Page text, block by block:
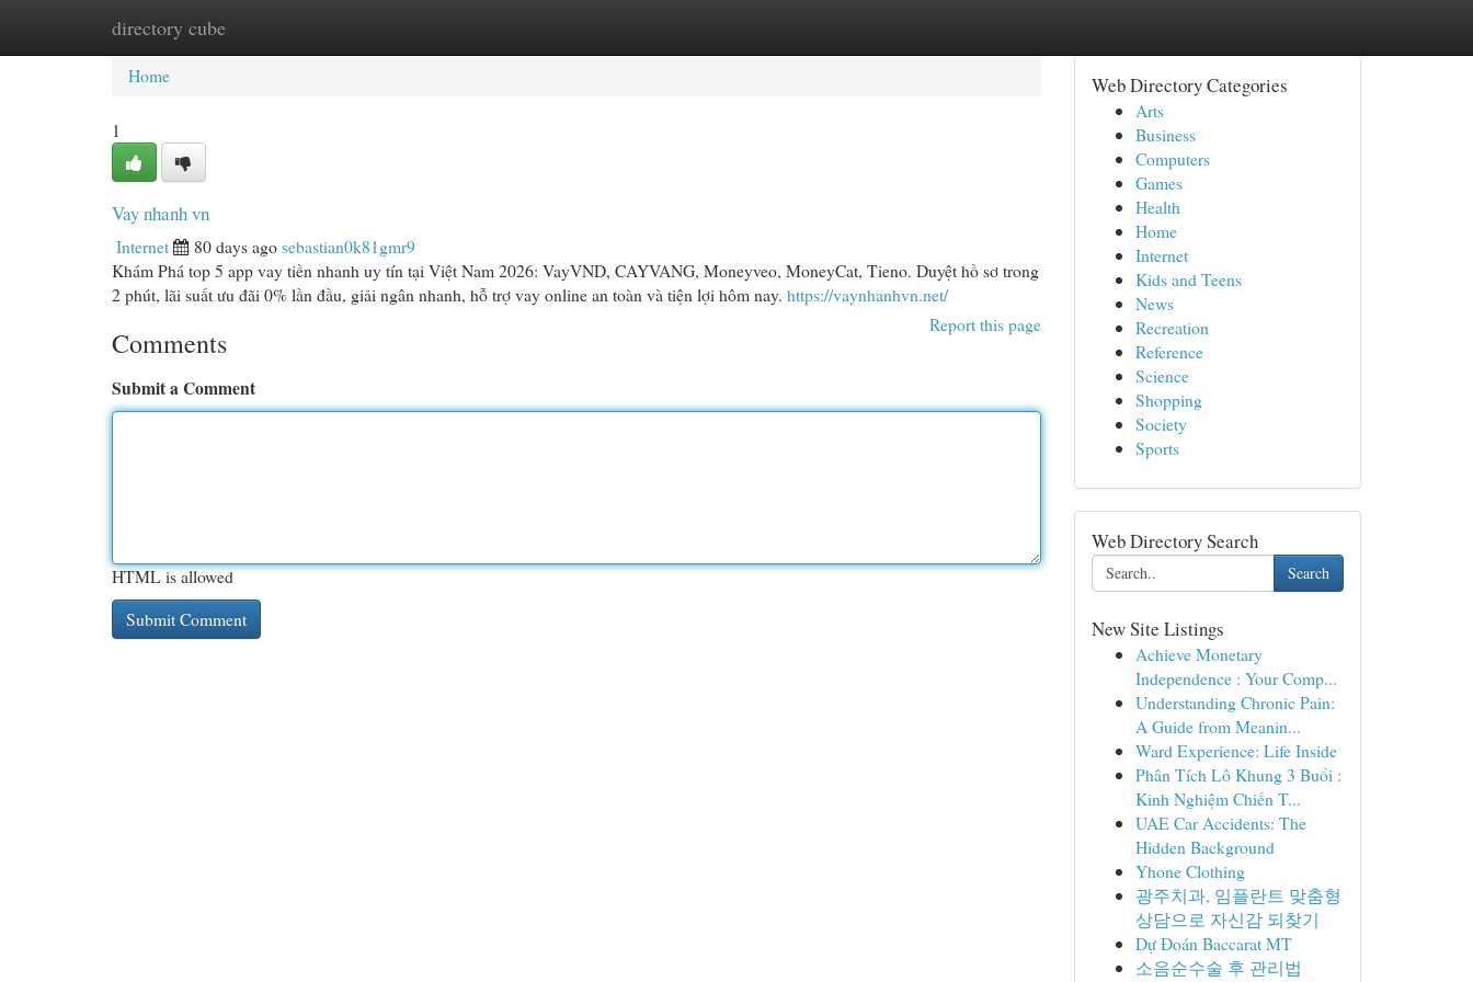
directory cube
Home New Site Listings
Home
1
Vay nhanh vn
Internet 80 days agosebastian0k81gmr9
Khám Phá top 5 app vay tiền nhanh uy tín tại Việt Nam 2026: VayVND, CAYVANG, Moneyveo, MoneyCat, Tieno. Duyệt hồ sơ trong
2 phút, lãi suất ưu đãi 0% lần đầu, giải ngân nhanh, hỗ trợ vay online an toàn và tiện lợi hôm nay. https://vaynhanhvn.net/
Report this page
Comments
Submit a Comment
HTML is allowed
Web Directory Categories
Arts
Business
Computers
Games
Health
Home
Internet
Kids and Teens
News
Recreation
Reference
Science
Shopping
Society
Sports
Web Directory Search
Search
New Site Listings
Achieve Monetary
Independence : Your Comp...
Understanding Chronic Pain:
A Guide from Meanin...
Ward Experience: Life Inside
Phân Tích Lô Khung 3 Buổi :
Kinh Nghiệm Chiến T...
UAE Car Accidents: The
Hidden Background
Yhone Clothing
광주치과, 임플란트 맞춤형
상담으로 자신감 되찾기
Dự Đoán Baccarat MT
소음순수술 후 관리법